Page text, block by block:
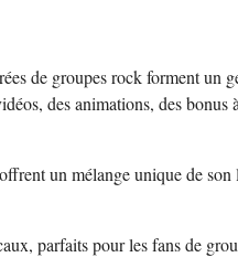
de groupes rock forment un
des animations, des bonus
un mélange unique de son
parfaits pour les fans de